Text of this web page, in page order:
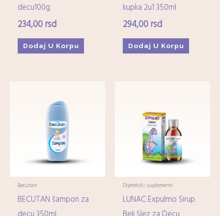
decu100g
234,00 rsd
Dodaj U Korpu
kupka 2u1 350ml
294,00 rsd
Dodaj U Korpu
Becutan
BECUTAN šampon za
Dijetetski suplementi
LUNAC Expulmo Sirup